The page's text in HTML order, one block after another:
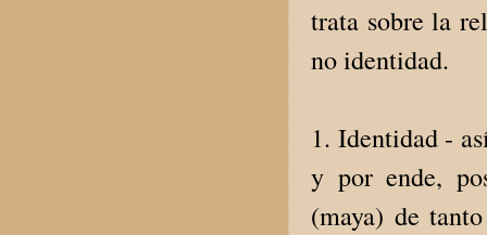
trata sobre la
no identidad.
1. Identidad -
y por ende,
(maya) de